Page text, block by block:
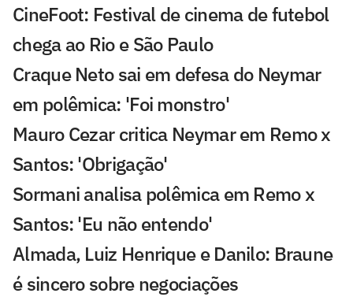
CineFoot: Festival de cinema de futebol
chega ao Rio e São Paulo
Craque Neto sai em defesa do Neymar
em polêmica: 'Foi monstro'
Mauro Cezar critica Neymar em Remo x
Santos: 'Obrigação'
Sormani analisa polêmica em Remo x
Santos: 'Eu não entendo'
Almada, Luiz Henrique e Danilo: Braune
é sincero sobre negociações